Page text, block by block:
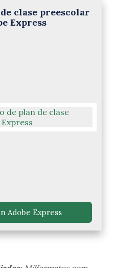
clase preescolar
Express
Adobe Express